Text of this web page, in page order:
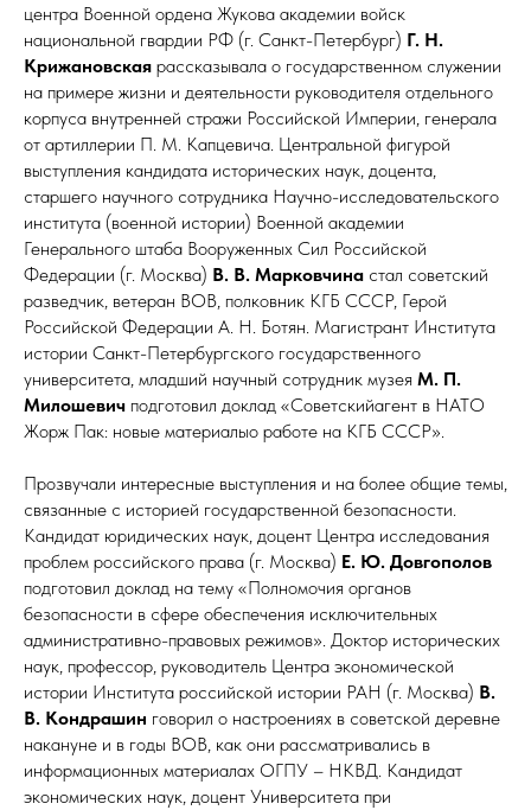
центра Военной ордена Жукова академии войск
национальной гвардии РФ (г. Санкт-Петербург) Г. Н.
Крижановская рассказывала о государственном служении
на примере жизни и деятельности руководителя отдельного
корпуса внутренней стражи Российской Империи, генерала
от артиллерии П. М. Капцевича. Центральной фигурой
выступления кандидата исторических наук, доцента,
старшего научного сотрудника Научно-исследовательского
института (военной истории) Военной академии
Генерального штаба Вооруженных Сил Российской
Федерации (г. Москва) В. В. Марковчина стал советский
разведчик, ветеран ВОВ, полковник КГБ СССР, Герой
Российской Федерации А. Н. Ботян. Магистрант Института
истории Санкт-Петербургского государственного
университета, младший научный сотрудник музея М. П.
Милошевич подготовил доклад «Советскийагент в НАТО
Жорж Пак: новые материалыо работе на КГБ СССР».
Прозвучали интересные выступления и на более общие темы,
связанные с историей государственной безопасности.
Кандидат юридических наук, доцент Центра исследования
проблем российского права (г. Москва) Е. Ю. Довгополов
подготовил доклад на тему «Полномочия органов
безопасности в сфере обеспечения исключительных
административно-правовых режимов». Доктор исторических
наук, профессор, руководитель Центра экономической
истории Института российской истории РАН (г. Москва) В.
В. Кондрашин говорил о настроениях в советской деревне
накануне и в годы ВОВ, как они рассматривались в
информационных материалах ОГПУ – НКВД. Кандидат
экономических наук, доцент Университета при